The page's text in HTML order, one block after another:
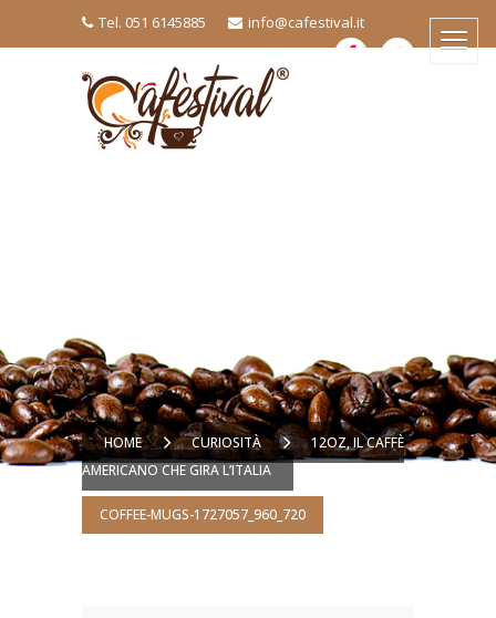
Tel. 051 6145885 info@cafestival.it
HOME CURIOSITÀ
12OZ, IL CAFFÈ
AMERICANO CHE GIRA L’ITALIA
COFFEE-MUGS-1727057_960_720